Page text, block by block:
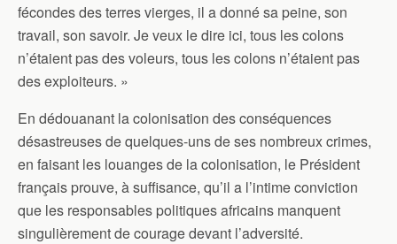
fécondes des terres vierges, il a donné sa peine, son
travail, son savoir. Je veux le dire ici, tous les colons
n’étaient pas des voleurs, tous les colons n’étaient pas
des exploiteurs. »
En dédouanant la colonisation des conséquences
désastreuses de quelques-uns de ses nombreux crimes,
en faisant les louanges de la colonisation, le Président
français prouve, à suffisance, qu’il a l’intime conviction
que les responsables politiques africains manquent
singulièrement de courage devant l’adversité.